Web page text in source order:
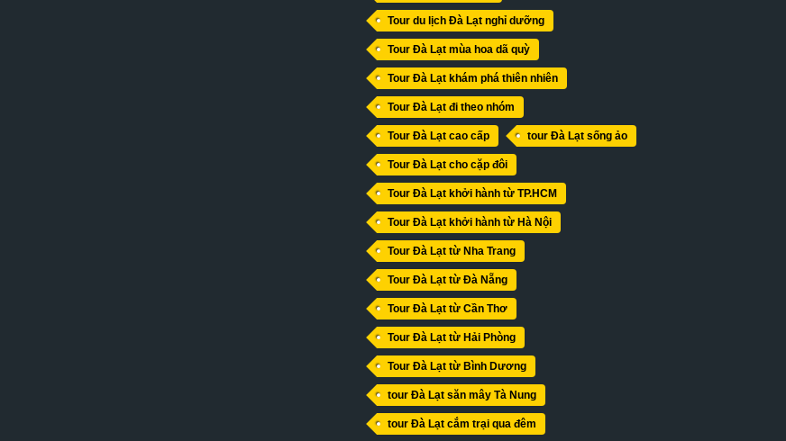
Tour du lịch Đà Lạt nghỉ dưỡng
Tour Đà Lạt mùa hoa dã quỳ
Tour Đà Lạt khám phá thiên nhiên
Tour Đà Lạt đi theo nhóm
Tour Đà Lạt cao cấp tour Đà Lạt sống ảo
Tour Đà Lạt cho cặp đôi
Tour Đà Lạt khởi hành từ TP.HCM
Tour Đà Lạt khởi hành từ Hà Nội
Tour Đà Lạt từ Nha Trang
Tour Đà Lạt từ Đà Nẵng
Tour Đà Lạt từ Cần Thơ
Tour Đà Lạt từ Hải Phòng
Tour Đà Lạt từ Bình Dương
tour Đà Lạt săn mây Tà Nung
tour Đà Lạt cắm trại qua đêm